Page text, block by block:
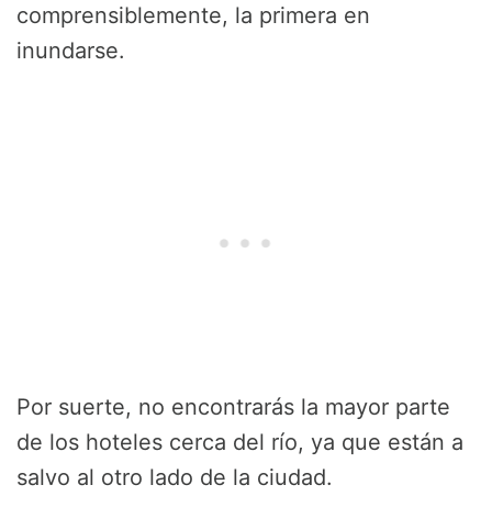
comprensiblemente, la primera en
inundarse.
Por suerte, no encontrarás la mayor parte
de los hoteles cerca del río, ya que están a
salvo al otro lado de la ciudad.